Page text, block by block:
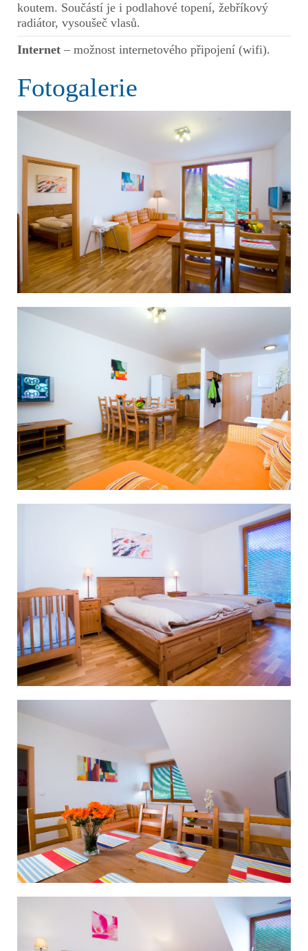
koutem. Součástí je i podlahové topení, žebříkový
radiátor, vysoušeč vlasů.
Internet – možnost internetového připojení (wifi).
Fotogalerie